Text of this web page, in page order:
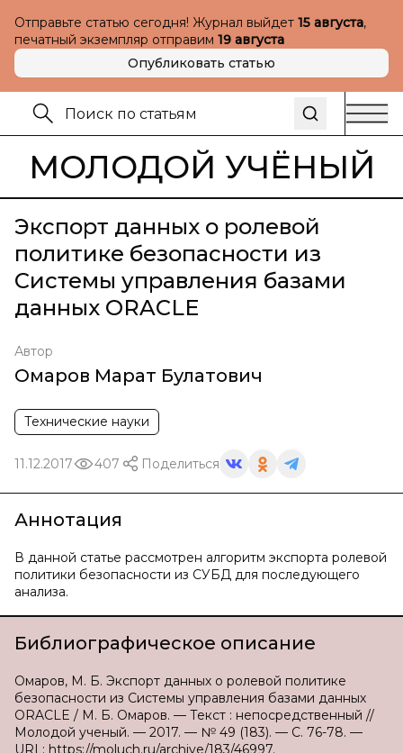
Отправьте статью сегодня! Журнал выйдет 15 августа,
печатный экземпляр отправим 19 августа
Опубликовать статью
МОЛОДОЙ УЧЁНЫЙ
Экспорт данных о ролевой
политике безопасности из
Системы управления базами
данных ORACLE
Автор
Омаров Марат Булатович
Технические науки
11.12.2017 407 Поделиться
Аннотация
В данной статье рассмотрен алгоритм экспорта ролевой
политики безопасности из СУБД для последующего
анализа.
Библиографическое описание
Омаров, М. Б. Экспорт данных о ролевой политике
безопасности из Системы управления базами данных
ORACLE / М. Б. Омаров. — Текст : непосредственный //
Молодой ученый. — 2017. — № 49 (183). — С. 76-78. —
URL: https://moluch.ru/archive/183/46997.